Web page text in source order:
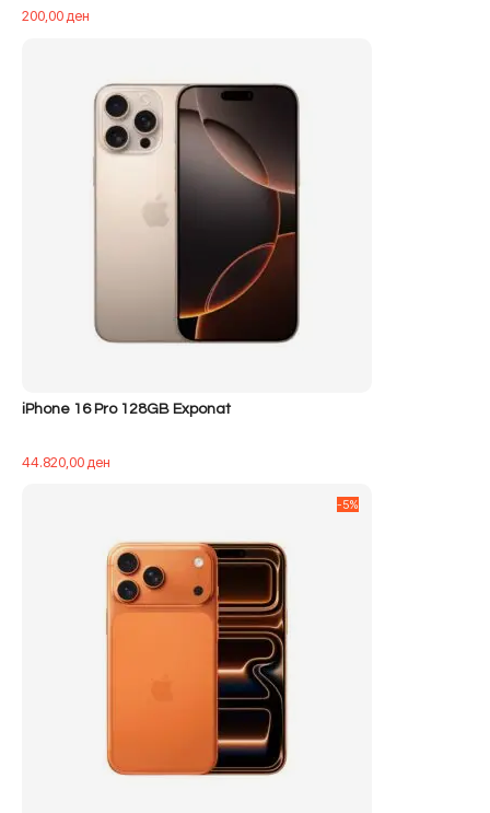
200,00ден
iPhone 16 Pro 128GB Exponat
44.820,00ден
-5%